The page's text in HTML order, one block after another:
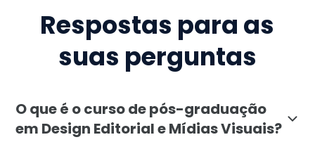
Respostas para as
suas perguntas
O que é o curso de pós-graduação
em Design Editorial e Mídias Visuais?